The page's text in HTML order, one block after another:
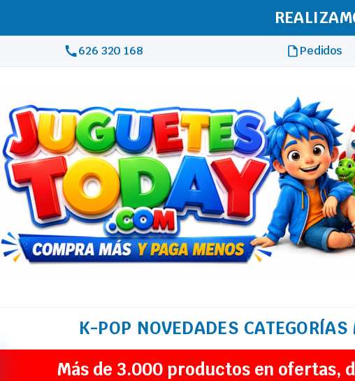
626 320 168 Pedidos
K-POP NOVEDADES CATEGORÍAS
Más de 3.000 productos en ofertas,